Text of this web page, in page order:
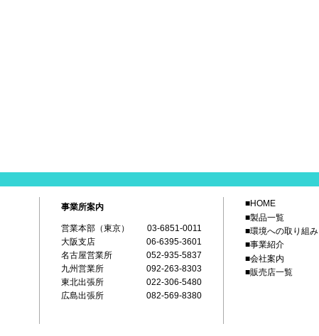
事業所案内
営業本部（東京）
03-6851-0011
大阪支店
06-6395-3601
名古屋営業所
052-935-5837
九州営業所
092-263-8303
東北出張所
022-306-5480
広島出張所
082-569-8380
■HOME
■製品一覧
■環境への取り組み
■事業紹介
■会社案内
■販売店一覧